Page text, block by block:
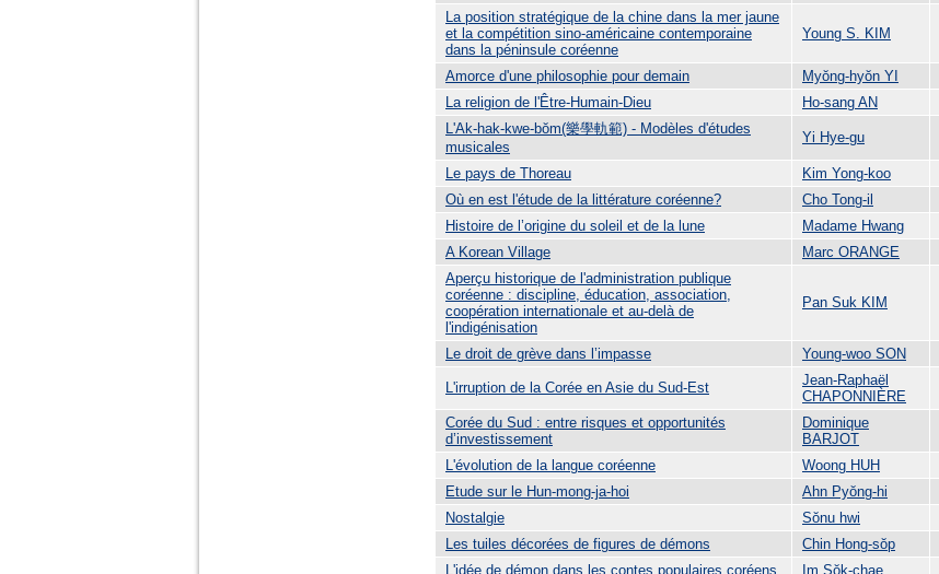
La position stratégique de la chine dans la mer jaune
et la compétition sino-américaine contemporaine
dans la péninsule coréenne
Young S. KIM
Amorce d'une philosophie pour demain Myŏng-hyŏn YI
La religion de l'Être-Humain-Dieu
Ho-sang AN
L'Ak-hak-kwe-bŏm(樂學軌範) - Modèles d'études
musicales
Yi Hye-gu
Le pays de Thoreau Kim Yong-koo
Où en est l'étude de la littérature coréenne?
Cho Tong-il
Histoire de l’origine du soleil et de la lune
Madame Hwang
A Korean Village
Marc ORANGE
Aperçu historique de l'administration publique
coréenne : discipline, éducation, association,
coopération internationale et au-delà de
l'indigénisation
Pan Suk KIM
Le droit de grève dans l’impasse Young-woo SON
L'irruption de la Corée en Asie du Sud-Est
Jean-Raphaël
CHAPONNIÈRE
Corée du Sud : entre risques et opportunités
d’investissement
Dominique
BARJOT
L'évolution de la langue coréenne Woong HUH
Etude sur le Hun-mong-ja-hoi
Ahn Pyŏng-hi
Nostalgie
Sŏnu hwi
Les tuiles décorées de figures de démons
Chin Hong-sŏp
L'idée de démon dans les contes populaires coréens
Im Sŏk-chae